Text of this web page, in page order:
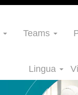
Teams
Lingua